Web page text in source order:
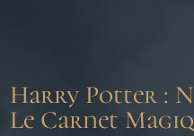
Harry Potter :
Le Carnet